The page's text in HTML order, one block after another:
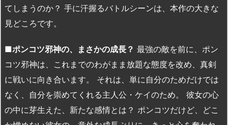
てしまうのか？ 手に汗握るバトルシーンは、本作の大きな
見どころです。
■ポンコツ邪神の、まさかの成長？ 最強の敵を前に、ポン
コツ邪神は、これまでのわがまま放題な態度を改め、真剣
に戦いに向き合います。 それは、単に自分のためだけでは
なく、自分を崇めてくれる主人公・ケイのため。 彼女の心
の中に芽生えた、新たな感情とは？ ポンコツだけど、どこ